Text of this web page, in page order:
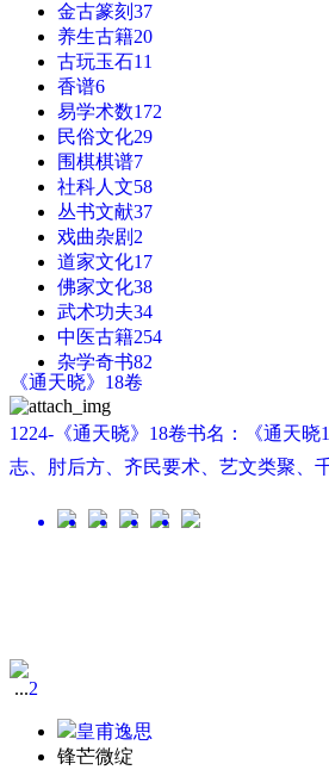
金古篆刻 37
养生古籍20
古玩玉石11
香谱6
易学术数172
民俗文化29
围棋棋谱7
社科人文58
丛书文献37
戏曲杂剧 2
道家文化17
佛家文化38
武术功夫34
中医古籍254
杂学奇书82
《通天晓》18卷
1224-《通天晓》18卷书名：《通天
志、肘后方、齐民要术、艺文类聚、
...2
皇甫逸思
锋芒微绽